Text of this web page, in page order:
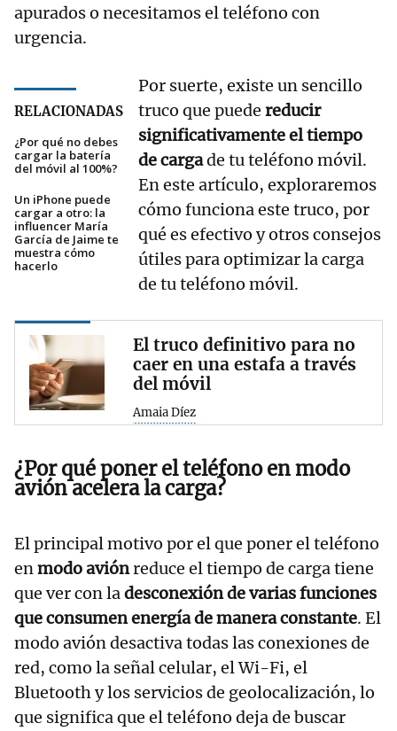
apurados o necesitamos el teléfono con
urgencia.
RELACIONADAS
¿Por qué no debes
cargar la batería
del móvil al 100%?
Un iPhone puede
cargar a otro: la
influencer María
García de Jaime te
muestra cómo
hacerlo
Por suerte, existe un sencillo
truco que puede reducir
significativamente el tiempo
de cargade tu teléfono móvil.
En este artículo, exploraremos
cómo funciona este truco, por
qué es efectivo y otros consejos
útiles para optimizar la carga
de tu teléfono móvil.
El truco definitivo para no
caer en una estafa a través
del móvil
Amaia Díez
¿Por qué poner el teléfono en modo
avión acelera la carga?
El principal motivo por el que poner el teléfono
enmodo aviónreduce el tiempo de carga tiene
que ver con ladesconexión de varias funciones
que consumen energía de manera constante. El
modo avión desactiva todas las conexiones de
red, como la señal celular, el Wi-Fi, el
Bluetooth y los servicios de geolocalización, lo
que significa que el teléfono deja de buscar